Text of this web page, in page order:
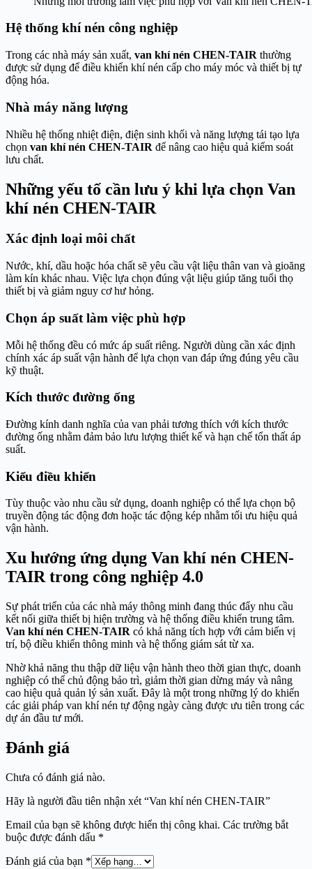
Hệ thống khí nén công nghiệp
Trong các nhà máy sản xuất, van khí nén CHEN-TAIR thường
được sử dụng để điều khiển khí nén cấp cho máy móc và thiết bị tự
động hóa.
Nhà máy năng lượng
Nhiều hệ thống nhiệt điện, điện sinh khối và năng lượng tái tạo lựa
chọn van khí nén CHEN-TAIR để nâng cao hiệu quả kiểm soát
lưu chất.
Những yếu tố cần lưu ý khi lựa chọn Van
khí nén CHEN-TAIR
Xác định loại môi chất
Nước, khí, dầu hoặc hóa chất sẽ yêu cầu vật liệu thân van và gioăng
làm kín khác nhau. Việc lựa chọn đúng vật liệu giúp tăng tuổi thọ
thiết bị và giảm nguy cơ hư hỏng.
Chọn áp suất làm việc phù hợp
Mỗi hệ thống đều có mức áp suất riêng. Người dùng cần xác định
chính xác áp suất vận hành để lựa chọn van đáp ứng đúng yêu cầu
kỹ thuật.
Kích thước đường ống
Đường kính danh nghĩa của van phải tương thích với kích thước
đường ống nhằm đảm bảo lưu lượng thiết kế và hạn chế tổn thất áp
suất.
Kiểu điều khiển
Tùy thuộc vào nhu cầu sử dụng, doanh nghiệp có thể lựa chọn bộ
truyền động tác động đơn hoặc tác động kép nhằm tối ưu hiệu quả
vận hành.
Xu hướng ứng dụng Van khí nén CHEN-
TAIR trong công nghiệp 4.0
Sự phát triển của các nhà máy thông minh đang thúc đẩy nhu cầu
kết nối giữa thiết bị hiện trường và hệ thống điều khiển trung tâm.
Van khí nén CHEN-TAIR có khả năng tích hợp với cảm biến vị
trí, bộ điều khiển thông minh và hệ thống giám sát từ xa.
Nhờ khả năng thu thập dữ liệu vận hành theo thời gian thực, doanh
nghiệp có thể chủ động bảo trì, giảm thời gian dừng máy và nâng
cao hiệu quả quản lý sản xuất. Đây là một trong những lý do khiến
các giải pháp van khí nén tự động ngày càng được ưu tiên trong các
dự án đầu tư mới.
Đánh giá
Chưa có đánh giá nào.
Hãy là người đầu tiên nhận xét “Van khí nén CHEN-TAIR”
Email của bạn sẽ không được hiển thị công khai. Các trường bắt
buộc được đánh dấu *
Đánh giá của bạn *